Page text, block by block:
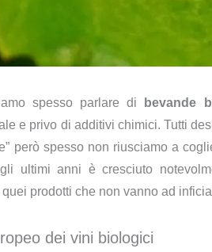
spesso parlare di bevande
e privo di additivi chimici. Tutti
però spesso non riusciamo a
ultimi anni è cresciuto
quei prodotti che non vanno ad
dei vini biologici